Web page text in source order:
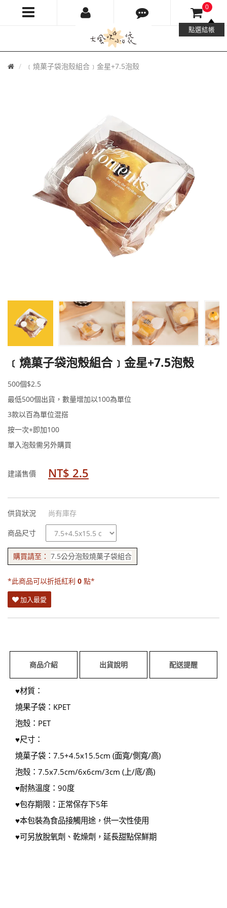
0
點選結帳
大
風
吹
袋
首
﹝燒菓子袋泡殼組合﹞金星+7.5泡殼
﹝燒菓子袋泡殼組合﹞金星+7.5泡殼
500個$2.5
最低500個出貨，數量增加以100為單位
3款以百為單位混搭
按一次+即加100
單入泡殼需另外購買
建議售價 NT$ 2.5
供貨狀況 尚有庫存
商品尺寸
規
格
購買請至： 7.5公分泡殼燒菓子袋組合
*此商品可以折抵紅利 0 點*
加入最愛
商品介紹 出貨說明 配送提醒
♥材質：
燒果子袋：KPET
泡殼：PET
♥尺寸：
燒菓子袋：7.5+4.5x15.5cm (面寬/側寬/高)
泡殼：7.5x7.5cm/6x6cm/3cm (上/底/高)
♥耐熱溫度：90度
♥包存期限：正常保存下5年
♥本包裝為食品接觸用途，供一次性使用
♥可另放脫氧劑、乾燥劑，延長甜點保鮮期